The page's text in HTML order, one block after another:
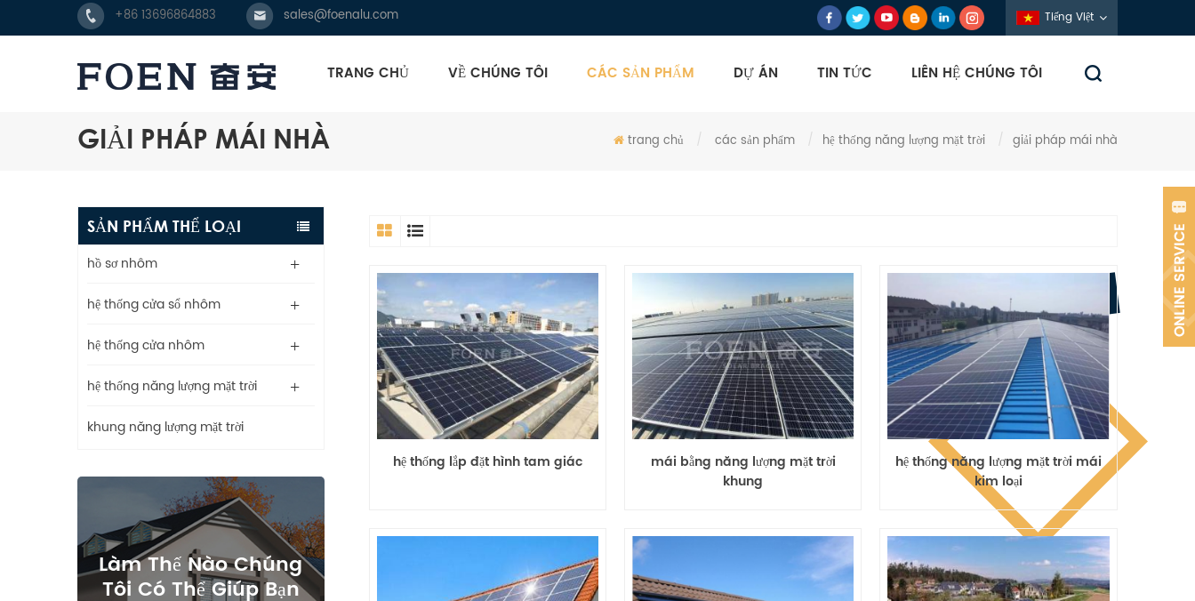
+86 13696864883 sales@foenalu.com Tiếng Việt
TRANG CHỦ VỀ CHÚNG TÔI CÁC SẢN PHẨM DỰ ÁN TIN TỨC LIÊN HỆ CHÚNG TÔI
GIẢI PHÁP MÁI NHÀ trang chủ / các sản phẩm / hệ thống năng lượng mặt trời / giải pháp mái nhà
SẢN PHẨM THỂ LOẠI
hồ sơ nhôm
hệ thống cửa sổ nhôm
hệ thống cửa nhôm
hệ thống năng lượng mặt trời
khung năng lượng mặt trời
Làm Thế Nào Chúng
Tôi Có Thể Giúp Bạn
hệ thống lắp đặt hình tam giác
mái bằng năng lượng mặt trời
khung
hệ thống năng lượng mặt trời mái
kim loại